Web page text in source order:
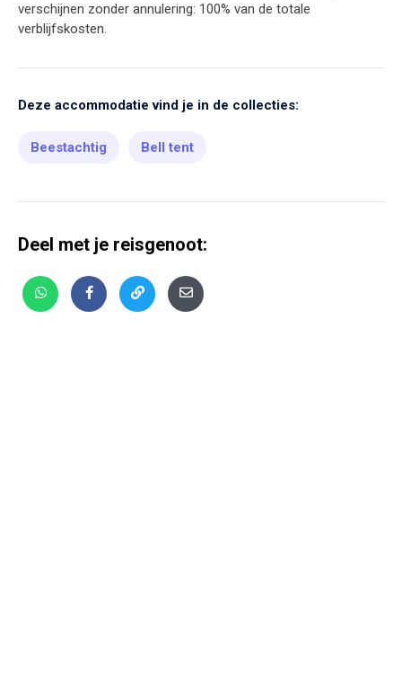
verschijnen zonder annulering: 100% van de totale
verblijfskosten.
Deze accommodatie vind je in de collecties:
Beestachtig Bell tent
Deel met je reisgenoot: